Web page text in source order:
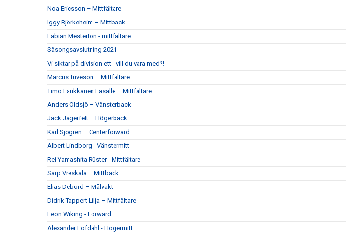
Noa Ericsson – Mittfältare
Iggy Björkeheim – Mittback
Fabian Mesterton - mittfältare
Säsongsavslutning 2021
Vi siktar på division ett - vill du vara med?!
Marcus Tuveson – Mittfältare
Timo Laukkanen Lasalle – Mittfältare
Anders Oldsjö – Vänsterback
Jack Jagerfelt – Högerback
Karl Sjögren – Centerforward
Albert Lindborg - Vänstermitt
Rei Yamashita Rüster - Mittfältare
Sarp Vreskala – Mittback
Elias Debord – Målvakt
Didrik Tappert Lilja – Mittfältare
Leon Wiking - Forward
Alexander Löfdahl - Högermitt